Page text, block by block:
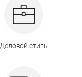
Деловой стиль